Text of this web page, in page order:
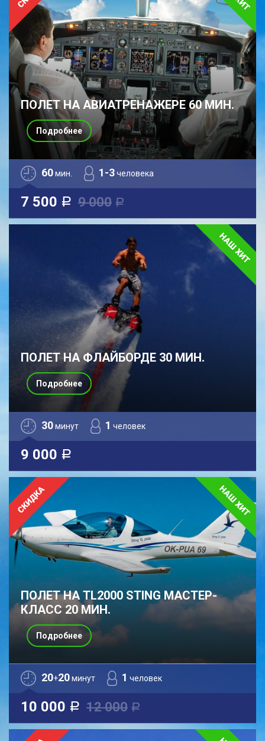
ПОЛЕТ НА АВИАТРЕНАЖЕРЕ 60 МИН.
60мин. 1-3человека
7 500 a 9 000 a
Подробнее
ПОЛЕТ НА ФЛАЙБОРДЕ 30 МИН.
30минут 1 человек
9 000 a
Подробнее
ПОЛЕТ НА TL2000 STING МАСТЕР-
КЛАСС 20 МИН.
20+20минут 1 человек
10 000 a 12 000 a
Подробнее